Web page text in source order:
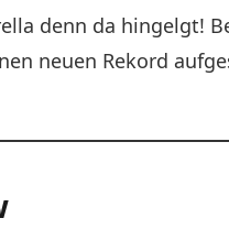
denn da hingelgt!
neuen Rekord